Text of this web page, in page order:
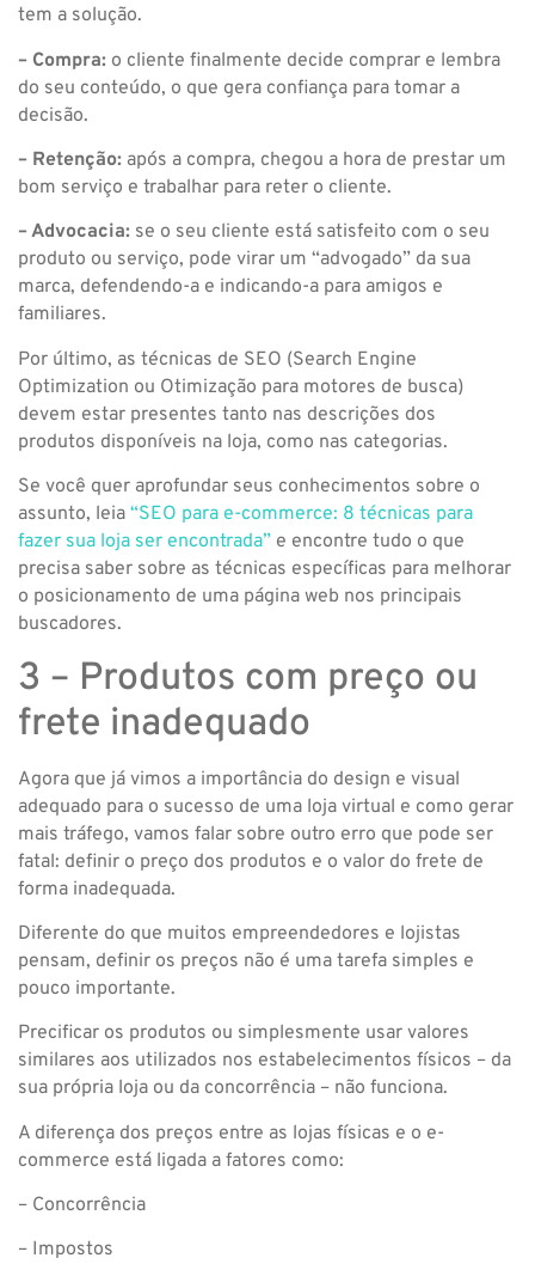
tem a solução.
– Compra: o cliente finalmente decide comprar e lembra
do seu conteúdo, o que gera confiança para tomar a
decisão.
– Retenção: após a compra, chegou a hora de prestar um
bom serviço e trabalhar para reter o cliente.
– Advocacia: se o seu cliente está satisfeito com o seu
produto ou serviço, pode virar um “advogado” da sua
marca, defendendo-a e indicando-a para amigos e
familiares.
Por último, as técnicas de SEO (Search Engine
Optimization ou Otimização para motores de busca)
devem estar presentes tanto nas descrições dos
produtos disponíveis na loja, como nas categorias.
Se você quer aprofundar seus conhecimentos sobre o
assunto, leia “SEO para e-commerce: 8 técnicas para
fazer sua loja ser encontrada” e encontre tudo o que
precisa saber sobre as técnicas específicas para melhorar
o posicionamento de uma página web nos principais
buscadores.
3 – Produtos com preço ou
frete inadequado
Agora que já vimos a importância do design e visual
adequado para o sucesso de uma loja virtual e como gerar
mais tráfego, vamos falar sobre outro erro que pode ser
fatal: definir o preço dos produtos e o valor do frete de
forma inadequada.
Diferente do que muitos empreendedores e lojistas
pensam, definir os preços não é uma tarefa simples e
pouco importante.
Precificar os produtos ou simplesmente usar valores
similares aos utilizados nos estabelecimentos físicos – da
sua própria loja ou da concorrência – não funciona.
A diferença dos preços entre as lojas físicas e o e-
commerce está ligada a fatores como:
– Concorrência
– Impostos